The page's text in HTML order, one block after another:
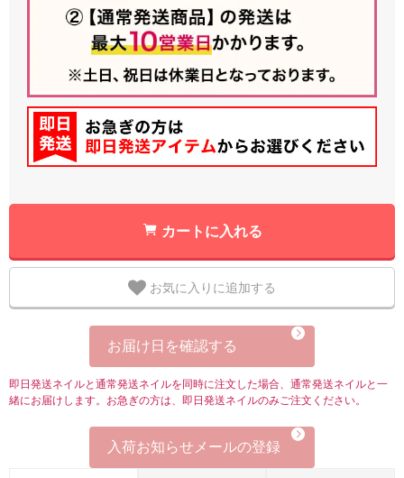
カートに入れる
お気に入りに追加する
お届け日を確認する
即日発送ネイルと通常発送ネイルを同時に注文した場合、通常発送ネイルと一
緒にお届けします。お急ぎの方は、即日発送ネイルのみご注文ください。
入荷お知らせメールの登録